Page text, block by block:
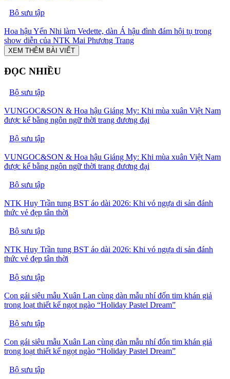
Bộ sưu tập
Hoa hậu Yến Nhi làm Vedette, dàn Á hậu đình đám hội tụ trong
show diễn của NTK Mai Phương Trang
XEM THÊM BÀI VIẾT
ĐỌC NHIỀU
Bộ sưu tập
VUNGOC&SON & Hoa hậu Giáng My: Khi mùa xuân Việt Nam
được kể bằng ngôn ngữ thời trang đương đại
Bộ sưu tập
VUNGOC&SON & Hoa hậu Giáng My: Khi mùa xuân Việt Nam
được kể bằng ngôn ngữ thời trang đương đại
Bộ sưu tập
NTK Huy Trần tung BST áo dài 2026: Khi vó ngựa di sản đánh
thức vẻ đẹp tân thời
Bộ sưu tập
NTK Huy Trần tung BST áo dài 2026: Khi vó ngựa di sản đánh
thức vẻ đẹp tân thời
Bộ sưu tập
Con gái siêu mẫu Xuân Lan cùng dàn mẫu nhí đốn tim khán giả
trong loạt thiết kế ngọt ngào “Holiday Pastel Dream”
Bộ sưu tập
Con gái siêu mẫu Xuân Lan cùng dàn mẫu nhí đốn tim khán giả
trong loạt thiết kế ngọt ngào “Holiday Pastel Dream”
Bộ sưu tập